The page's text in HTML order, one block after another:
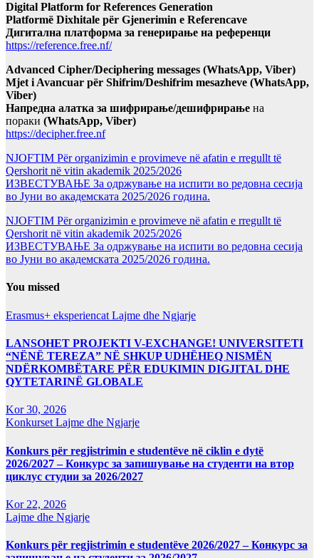
Digital Platform for References Generation
Platformë Dixhitale për Gjenerimin e Referencave
Дигитална платформа за генерирање на референци
https://reference.free.nf/
Advanced Cipher/Deciphering messages (WhatsApp, Viber)
Mjet i Avancuar për Shifrim/Deshifrim mesazheve (WhatsApp,
Viber)
Напредна алатка за шифрирање/дешифрирање на
пораки (WhatsApp, Viber)
https://decipher.free.nf
NJOFTIM Për organizimin e provimeve në afatin e rregullt të
Qershorit në vitin akademik 2025/2026
ИЗВЕСТУВАЊЕ За одржување на испити во редовна сесија
во Јуни во академската 2025/2026 година.
NJOFTIM Për organizimin e provimeve në afatin e rregullt të
Qershorit në vitin akademik 2025/2026
ИЗВЕСТУВАЊЕ За одржување на испити во редовна сесија
во Јуни во академската 2025/2026 година.
You missed
Erasmus+ eksperiencat Lajme dhe Ngjarje
LANSOHET PROJEKTI V-EXCHANGE! UNIVERSITETI
“NËNË TEREZA” NË SHKUP UDHËHEQ NISMËN
NDËRKOMBËTARE PËR EDUKIMIN DIGJITAL DHE
QYTETARINË GLOBALE
Kor 30, 2026
Konkurset Lajme dhe Ngjarje
Konkurs për regjistrimin e studentëve në ciklin e dytë
2026/2027 – Конкурс за запишување на студенти на втор
циклус студии за 2026/2027
Kor 22, 2026
Lajme dhe Ngjarje
Konkurs për regjistrimin e studentëve 2026/2027 – Конкурс за